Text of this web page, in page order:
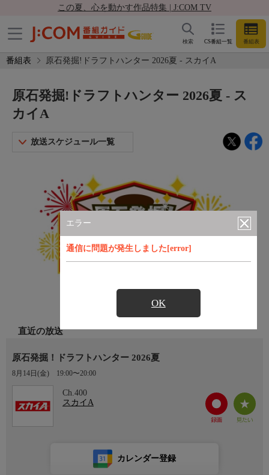
この夏、心を動かす作品特集 | J:COM TV
CS番組一覧 番組表
検索
番組表 原石発掘!ドラフトハンター 2026夏 - スカイA
エラー
通信に問題が発生しました[error]
OK
原石発掘!ドラフトハンター 2026夏 - ス
カイA
放送スケジュール一覧
直近の放送
原石発掘！ドラフトハンター 2026夏
8月14日(金) 19:00〜20:00
Ch.400
スカイA
カレンダー登録